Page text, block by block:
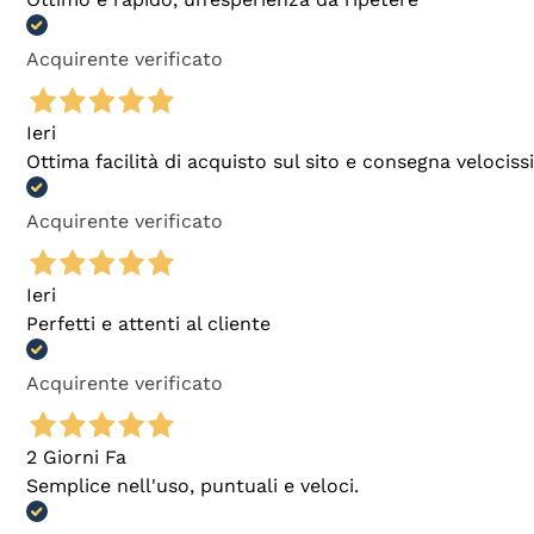
Acquirente verificato
Ieri
Ottima facilità di acquisto sul sito e consegna
Acquirente verificato
Ieri
Perfetti e attenti al cliente
Acquirente verificato
2 Giorni Fa
Semplice nell'uso, puntuali e veloci.